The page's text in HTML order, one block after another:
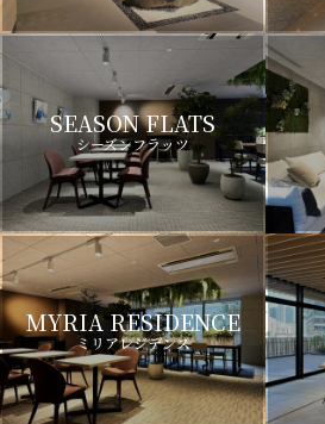
SEASON FLATS
シーズンフラッツ
MYRIA RESIDENCE
ミリアレジデンス